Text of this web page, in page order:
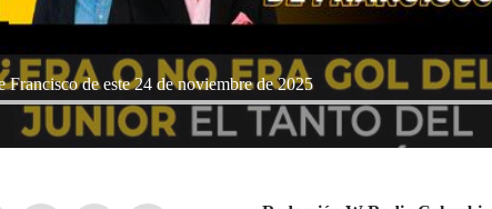
Francisco de este 24 de noviembre de 2025